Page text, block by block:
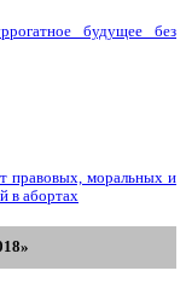
будущее без
правовых, моральных и
в абортах